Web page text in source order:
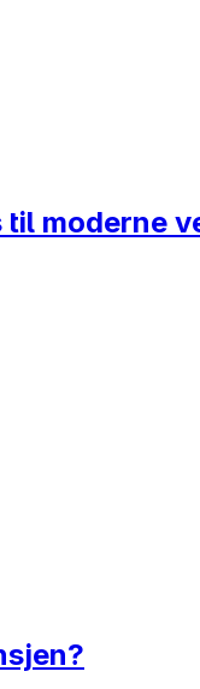
moderne